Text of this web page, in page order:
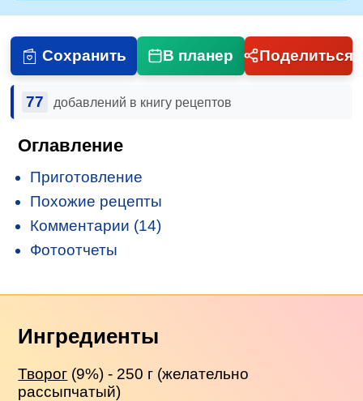
Сохранить В планер Поделиться
77 добавлений в книгу рецептов
Оглавление
Приготовление
Похожие рецепты
Комментарии (14)
Фотоотчеты
Ингредиенты
Творог (9%) - 250 г (желательно
рассыпчатый)